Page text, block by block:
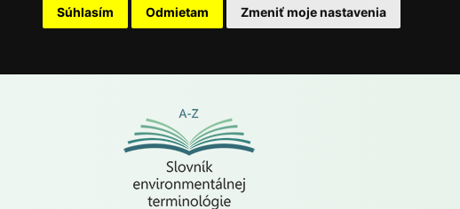
Súhlasím Odmietam Zmeniť moje nastavenia